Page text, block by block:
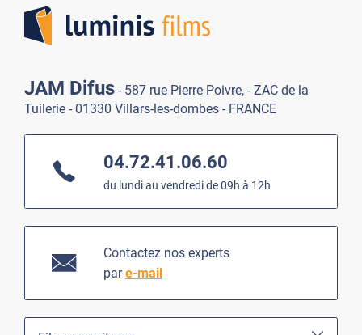
JAM Difus - 587 rue Pierre Poivre, - ZAC de la
Tuilerie - 01330 Villars-les-dombes - FRANCE
04.72.41.06.60
du lundi au vendredi de 09h à 12h
Contactez nos experts
pare-mail